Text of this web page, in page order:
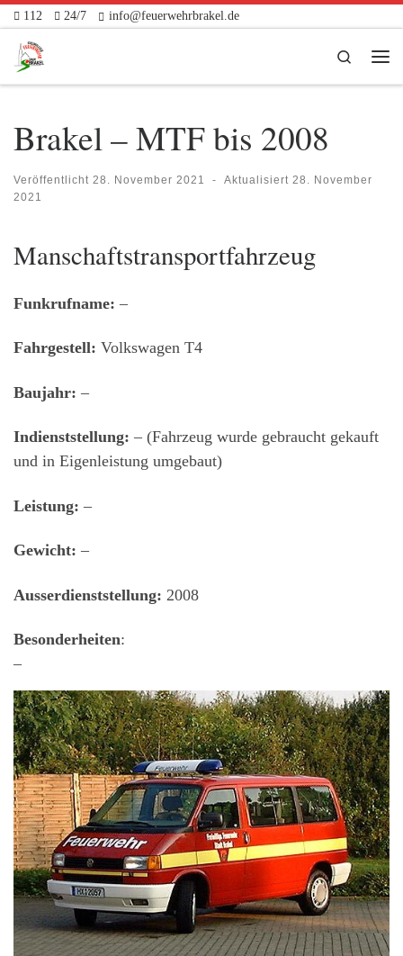
Zum Inhalt springen
112 24/7 info@feuerwehrbrakel.de
Search
Brakel – MTF bis 2008
Veröffentlicht 28. November 2021 - Aktualisiert 28. November
2021
Manschaftstransportfahrzeug
Funkrufname: –
Fahrgestell: Volkswagen T4
Baujahr: –
Indienststellung: – (Fahrzeug wurde gebraucht gekauft
und in Eigenleistung umgebaut)
Leistung: –
Gewicht: –
Ausserdienststellung: 2008
Besonderheiten:
–